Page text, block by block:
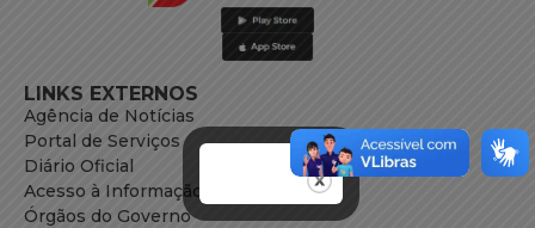
LINKS EXTERNOS
Agência de Notícias
Portal de Serviços
Diário Oficial
Acesso à Informação
Órgãos do Governo